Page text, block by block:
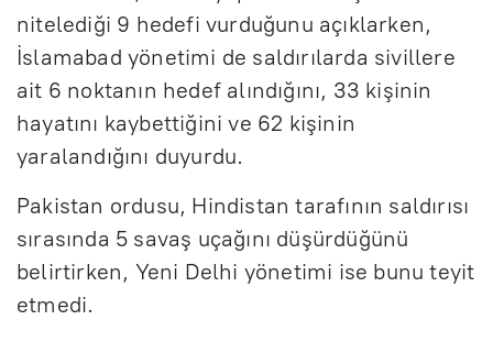
nitelediği 9 hedefi vurduğunu açıklarken,
İslamabad yönetimi de saldırılarda sivillere
ait 6 noktanın hedef alındığını, 33 kişinin
hayatını kaybettiğini ve 62 kişinin
yaralandığını duyurdu.
Pakistan ordusu, Hindistan tarafının saldırısı
sırasında 5 savaş uçağını düşürdüğünü
belirtirken, Yeni Delhi yönetimi ise bunu teyit
etmedi.